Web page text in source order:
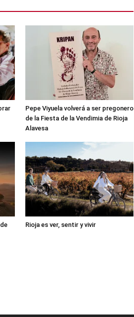
Pepe Viyuela volverá a ser pregonero
de la Fiesta de la Vendimia de Rioja
Alavesa
Rioja es ver, sentir y vivir